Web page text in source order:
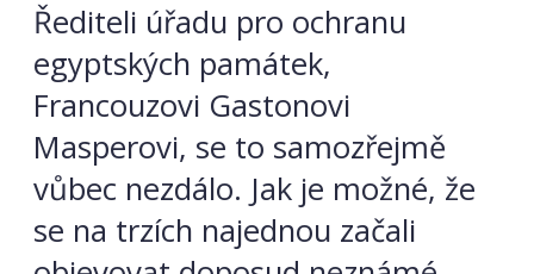
Řediteli úřadu pro ochranu
egyptských památek,
Francouzovi Gastonovi
Masperovi, se to samozřejmě
vůbec nezdálo. Jak je možné, že
se na trzích najednou začali